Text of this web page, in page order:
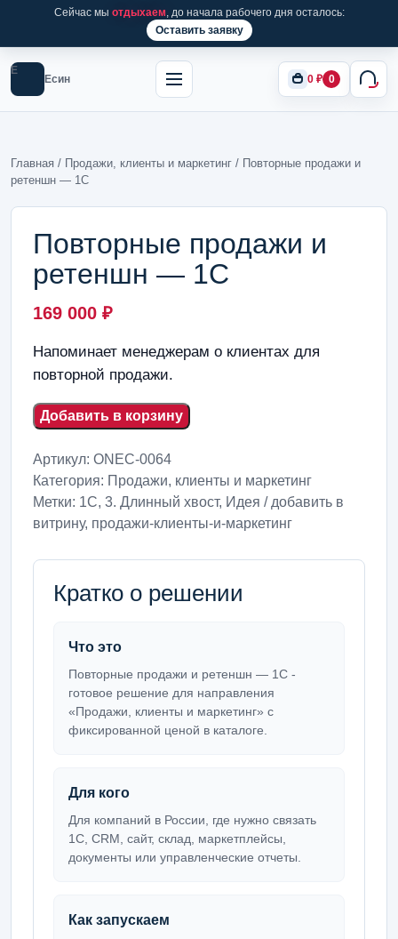
Сейчас мы отдыхаем, до начала рабочего дня осталось:
Оставить заявку
Е
Есин 0 ₽ 0
Главная / Продажи, клиенты и маркетинг / Повторные продажи и
ретеншн — 1С
Повторные продажи и
ретеншн — 1С
169 000 ₽
Напоминает менеджерам о клиентах для
повторной продажи.
Добавить в корзину
Артикул: ONEC-0064
Категория: Продажи, клиенты и маркетинг
Метки: 1С, 3. Длинный хвост, Идея / добавить в
витрину, продажи-клиенты-и-маркетинг
Кратко о решении
Что это
Повторные продажи и ретеншн — 1С -
готовое решение для направления
«Продажи, клиенты и маркетинг» с
фиксированной ценой в каталоге.
Для кого
Для компаний в России, где нужно связать
1С, CRM, сайт, склад, маркетплейсы,
документы или управленческие отчеты.
Как запускаем